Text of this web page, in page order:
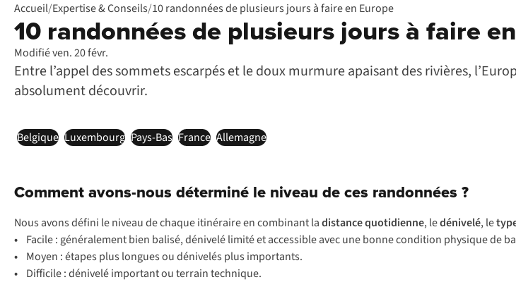
Accueil/Expertise & Conseils/10 randonnées de plusieurs jours à faire en Europe
10 randonnées de plusieurs jours à faire
Modifié ven. 20 févr.
Entre l’appel des sommets escarpés et le doux murmure apaisant des rivières,
absolument découvrir.
Belgique Luxembourg Pays-Bas France Allemagne
Comment avons-nous déterminé le niveau de ces randonnées ?
Nous avons défini le niveau de chaque itinéraire en combinant ladistance quotidienne, ledénivelé, le
• Facile : généralement bien balisé, dénivelé limité et accessible avec une bonne condition physique de
• Moyen : étapes plus longues ou dénivelés plus importants.
• Difficile : dénivelé important ou terrain technique.